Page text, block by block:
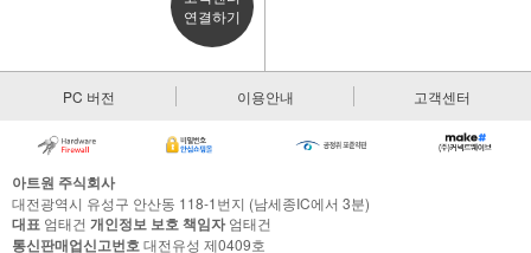
연결하기
PC 버전 이용안내 고객센터
아트원 주식회사
대전광역시 유성구 안산동 118-1번지 (남세종IC에서 3분)
대표 엄태건 개인정보 보호 책임자엄태건
통신판매업신고번호대전유성 제0409호